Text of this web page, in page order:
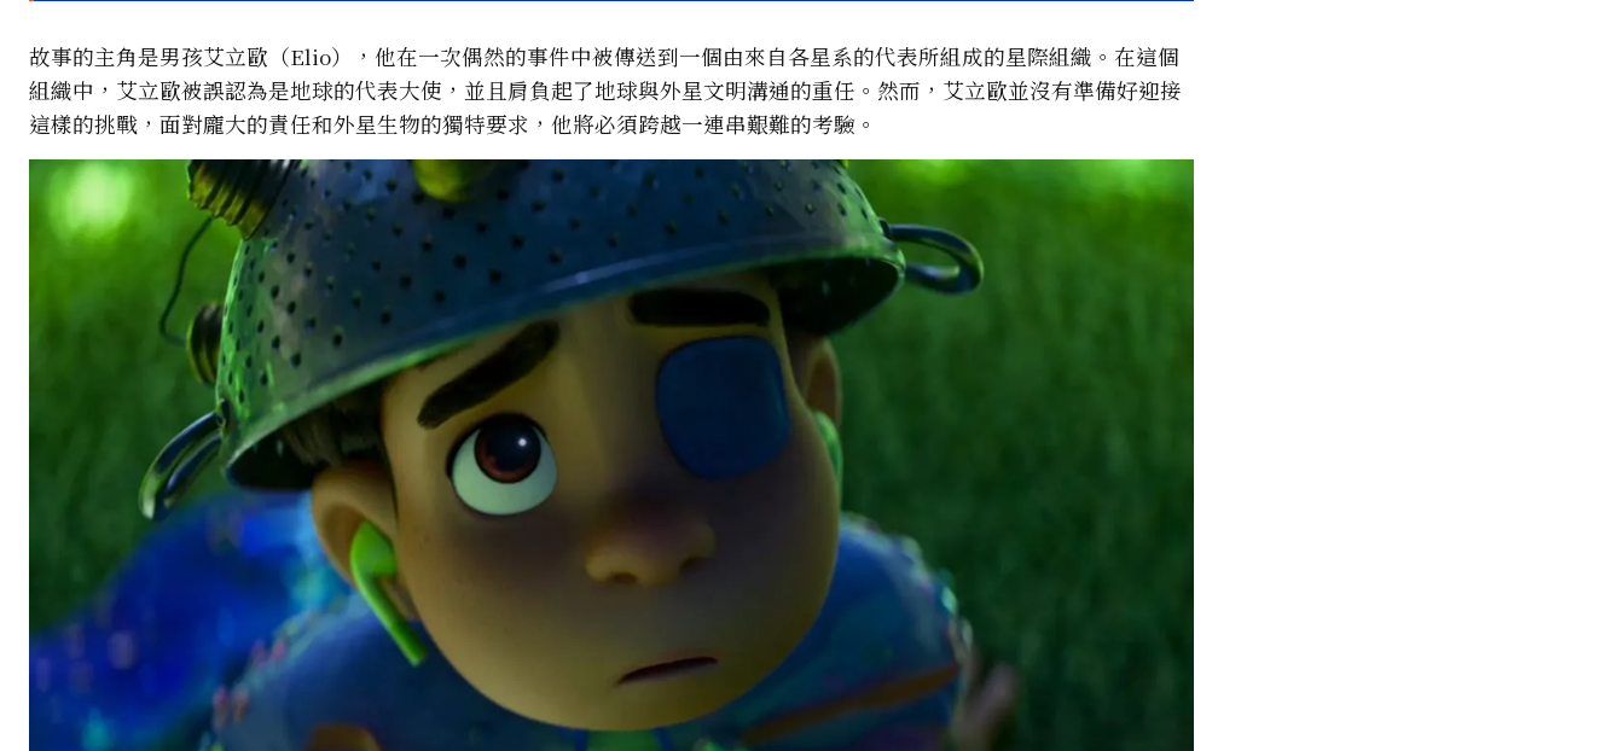
故事的主角是男孩艾立歐（Elio），他在一次偶然的事件中被傳送到一個由來自各星系的代表所組成的星際組織。在這個
組織中，艾立歐被誤認為是地球的代表大使，並且肩負起了地球與外星文明溝通的重任。然而，艾立歐並沒有準備好迎接
這樣的挑戰，面對龐大的責任和外星生物的獨特要求，他將必須跨越一連串艱難的考驗。